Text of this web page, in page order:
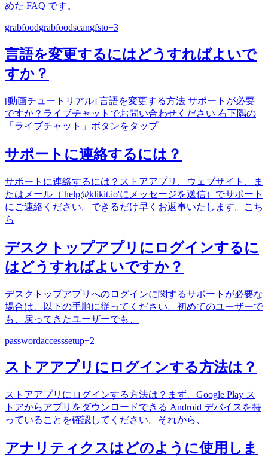
めた FAQ です。
grabfoodgrabfoodscangfsto+3
言語を変更するにはどうすればよいで
すか？
[動画チュートリアル] 言語を変更する方法 サポートが必要
ですか？ライブチャットでお問い合わせください 右下隅の
「ライブチャット」ボタンをタップ
サポートに連絡するには？
サポートに連絡するには？ストアアプリ、ウェブサイト、ま
たはメール（'help@klikit.io'にメッセージを送信）でサポート
にご連絡ください。できるだけ早くお返事いたします。こち
ら
デスクトップアプリにログインするに
はどうすればよいですか？
デスクトップアプリへのログインに関するサポートが必要な
場合は、以下の手順に従ってください。初めてのユーザーで
も、戻ってきたユーザーでも、
passwordaccesssetup+2
ストアアプリにログインする方法は？
ストアアプリにログインする方法は？まず、Google Play ス
トアからアプリをダウンロードできる Android デバイスを持
っていることを確認してください。それから、
アナリティクスはどのように使用しま